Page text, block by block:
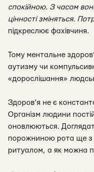
спокійною. З часом
цінності зміняться.
підкреслює фахівчиня.
Тому ментальне
аутизму чи
«дорослішання»
Здоров’я не є
Організм людини
оновлюються.
порожниною рота ще з
ритуалом, а як можна